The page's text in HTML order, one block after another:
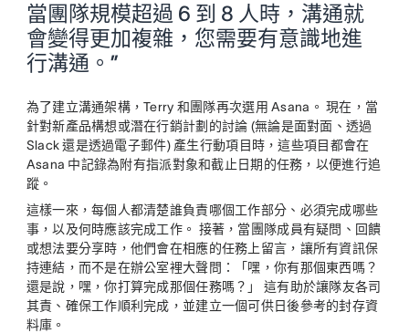
當團隊規模超過 6 到 8 人時，溝通就
會變得更加複雜，您需要有意識地進
行溝通。”
為了建立溝通架構，Terry 和團隊再次選用 Asana。 現在，當
針對新產品構想或潛在行銷計劃的討論 (無論是面對面、透過
Slack 還是透過電子郵件) 產生行動項目時，這些項目都會在
Asana 中記錄為附有指派對象和截止日期的任務，以便進行追
蹤。
這樣一來，每個人都清楚誰負責哪個工作部分、必須完成哪些
事，以及何時應該完成工作。 接著，當團隊成員有疑問、回饋
或想法要分享時，他們會在相應的任務上留言，讓所有資訊保
持連結，而不是在辦公室裡大聲問：「嘿，你有那個東西嗎？
還是說，嘿，你打算完成那個任務嗎？」 這有助於讓隊友各司
其責、確保工作順利完成，並建立一個可供日後參考的封存資
料庫。